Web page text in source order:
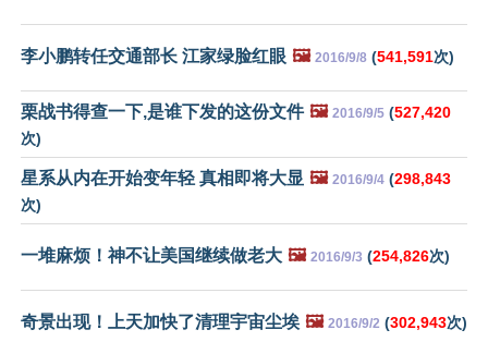
李小鹏转任交通部长 江家绿脸红眼 🖼️ 2016/9/8 (541,591次)
栗战书得查一下,是谁下发的这份文件 🖼️ 2016/9/5 (527,420
次)
星系从内在开始变年轻 真相即将大显 🖼️ 2016/9/4 (298,843
次)
一堆麻烦！神不让美国继续做老大 🖼️ 2016/9/3 (254,826次)
奇景出现！上天加快了清理宇宙尘埃 🖼️ 2016/9/2 (302,943次)